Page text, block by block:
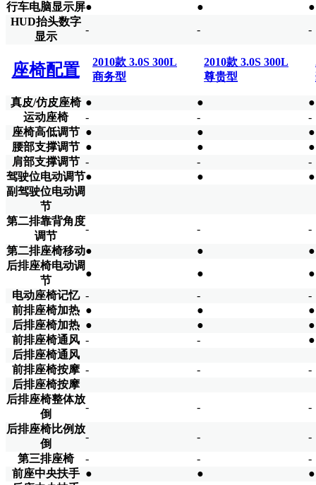
行车电脑显示屏● ●
●
HUD抬头数字
显示
- - -
座椅配置
2010款 3.0S 300L
商务型
2010款 3.0S 300L
尊贵型
真皮/仿皮座椅 ● ●
●
运动座椅
- -
-
座椅高低调节 ● ●
●
腰部支撑调节 ● ●
●
肩部支撑调节 - -
-
驾驶位电动调节● ●
●
副驾驶位电动调
节
第二排靠背角度
调节
- -
-
第二排座椅移动● ●
●
后排座椅电动调
节
● ●
●
电动座椅记忆 - -
-
前排座椅加热 ● ●
●
后排座椅加热 ● ●
●
前排座椅通风 - -
●
后排座椅通风
前排座椅按摩 - -
-
后排座椅按摩
后排座椅整体放
倒
- -
-
后排座椅比例放
倒
- -
-
第三排座椅
- -
-
前座中央扶手 ● ●
●